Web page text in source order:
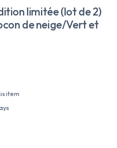
limitée (lot de 2)
de neige/Vertet
item